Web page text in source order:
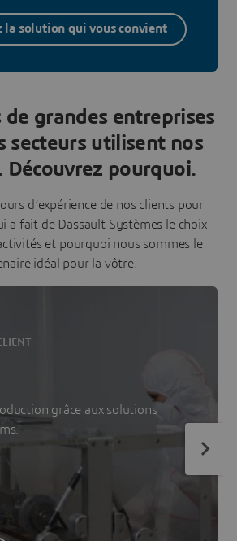
la solution qui vous convient
de grandes entreprises
secteurs utilisent nos
Découvrez pourquoi.
d’expérience de nos clients pour
a fait de Dassault Systèmes le choix
et pourquoi nous sommes le
idéal pour la vôtre.
grâce aux solutions